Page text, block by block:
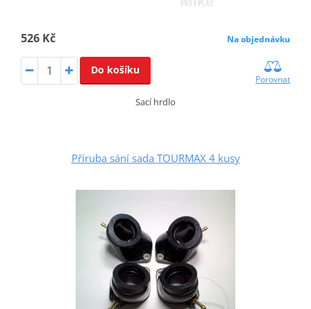
526 Kč Na objednávku
Do košíku
Porovnat
Sací hrdlo
Příruba sání sada TOURMAX 4 kusy